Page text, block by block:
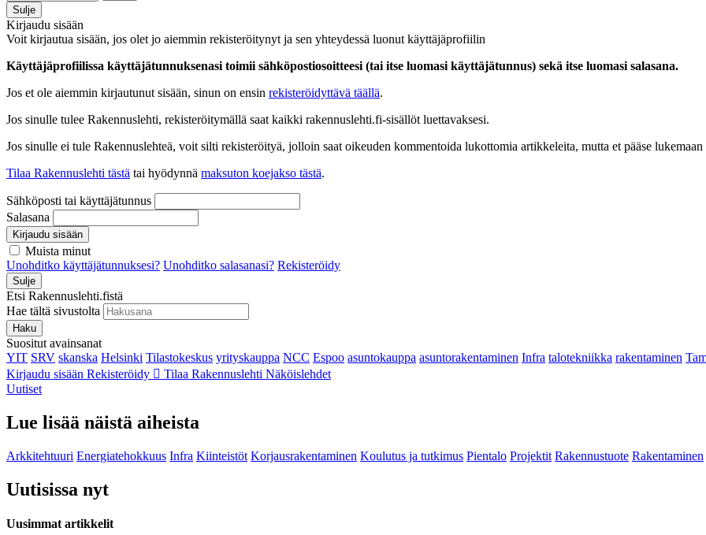
Sulje
Kirjaudu sisään
Voit kirjautua sisään, jos olet jo aiemmin rekisteröitynyt ja sen yhteydessä luonut käyttäjäprofiilin
Käyttäjäprofiilissa käyttäjätunnuksenasi toimii sähköpostiosoitteesi (tai itse luomasi käyttäjätunnus) sekä itse luomasi salasana.
Jos et ole aiemmin kirjautunut sisään, sinun on ensin rekisteröidyttävä täällä.
Jos sinulle tulee Rakennuslehti, rekisteröitymällä saat kaikki rakennuslehti.fi-sisällöt luettavaksesi.
Jos sinulle ei tule Rakennuslehteä, voit silti rekisteröityä, jolloin saat oikeuden kommentoida lukottomia artikkeleita, mutta et pääse
Tilaa Rakennuslehti tästä tai hyödynnä maksuton koejakso tästä.
Sähköposti tai käyttäjätunnus
Salasana
Kirjaudu sisään
Muista minut
Unohditko käyttäjätunnuksesi? Unohditko salasanasi? Rekisteröidy
Sulje
Etsi Rakennuslehti.fistä
Hae tältä sivustolta
Haku
Suositut avainsanat
YIT SRV skanska Helsinki Tilastokeskus yrityskauppa NCC Espoo asuntokauppa asuntorakentaminen Infra talotekniikka rakentaminen
Kirjaudu sisään Rekisteröidy Tilaa Rakennuslehti Näköislehdet
Uutiset
Lue lisää näistä aiheista
Arkkitehtuuri Energiatehokkuus Infra Kiinteistöt Korjausrakentaminen Koulutus ja tutkimus Pientalo Projektit Rakennustuote Rakentaminen
Uutisissa nyt
Uusimmat artikkelit